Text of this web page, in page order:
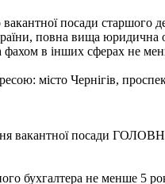
посади старшого
повна вища юридична
фахом в інших сферах не
місто Чернігів,
вакантної посади
бухгалтера не менше 5